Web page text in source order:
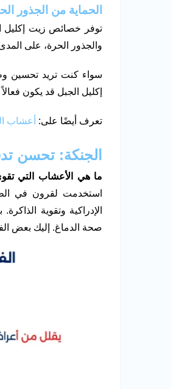
الحماية من الجذور
توفر خصائص زيت إكليل
والجذور الحرة، على
سواء كنت تريد تحسين
إكليل الجبل قد يكون
تعرف أيضًا على: أعشاب
الجنكة: تحسن
ما هي الأعشاب التي
استخدمت لقرون في
الإدراكية وتقوية
صحة الدماغ. إليك بعض